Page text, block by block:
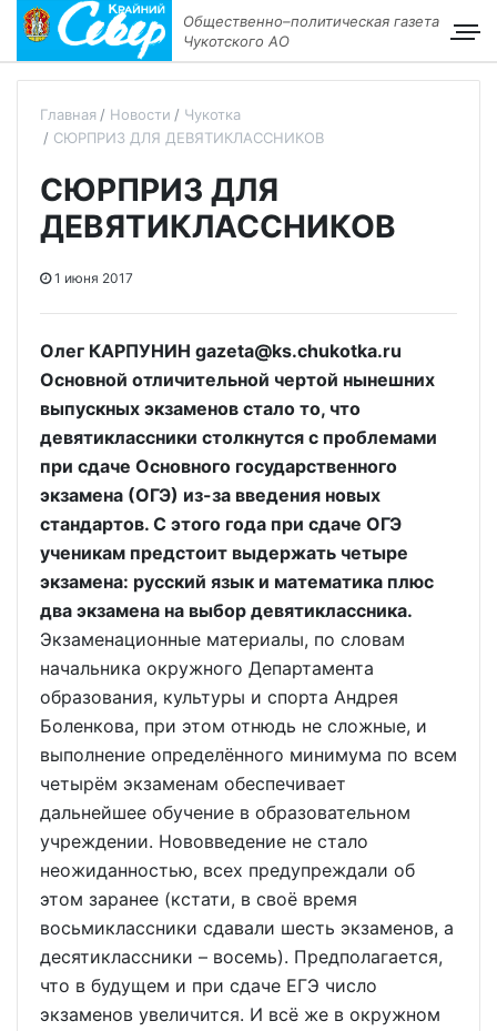
Общественно–политическая газета
Чукотского АО
Главная Новости
Чукотка
СЮРПРИЗ ДЛЯ ДЕВЯТИКЛАССНИКОВ
СЮРПРИЗ ДЛЯ
ДЕВЯТИКЛАССНИКОВ
1 июня 2017
Олег КАРПУНИН gazeta@ks.chukotka.ru
Основной отличительной чертой нынешних
выпускных экзаменов стало то, что
девятиклассники столкнутся с проблемами
при сдаче Основного государственного
экзамена (ОГЭ) из-за введения новых
стандартов. С этого года при сдаче ОГЭ
ученикам предстоит выдержать четыре
экзамена: русский язык и математика плюс
два экзамена на выбор девятиклассника.
Экзаменационные материалы, по словам
начальника окружного Департамента
образования, культуры и спорта Андрея
Боленкова, при этом отнюдь не сложные, и
выполнение определённого минимума по всем
четырём экзаменам обеспечивает
дальнейшее обучение в образовательном
учреждении. Нововведение не стало
неожиданностью, всех предупреждали об
этом заранее (кстати, в своё время
восьмиклассники сдавали шесть экзаменов, а
десятиклассники – восемь). Предполагается,
что в будущем и при сдаче ЕГЭ число
экзаменов увеличится. И всё же в окружном